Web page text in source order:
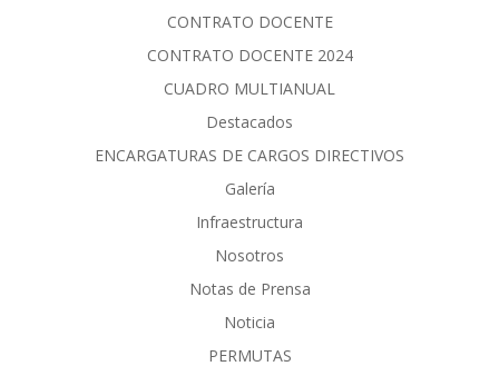
CONTRATO DOCENTE
CONTRATO DOCENTE 2024
CUADRO MULTIANUAL
Destacados
ENCARGATURAS DE CARGOS DIRECTIVOS
Galería
Infraestructura
Nosotros
Notas de Prensa
Noticia
PERMUTAS